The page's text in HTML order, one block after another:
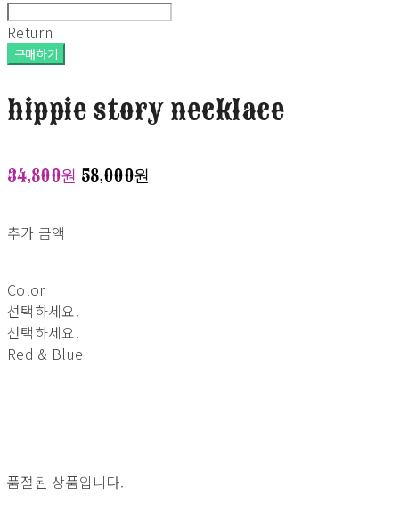
Return
구매하기
hippie story necklace
34,800원 58,000원
추가 금액
Color
선택하세요.
선택하세요.
Red & Blue
품절된 상품입니다.